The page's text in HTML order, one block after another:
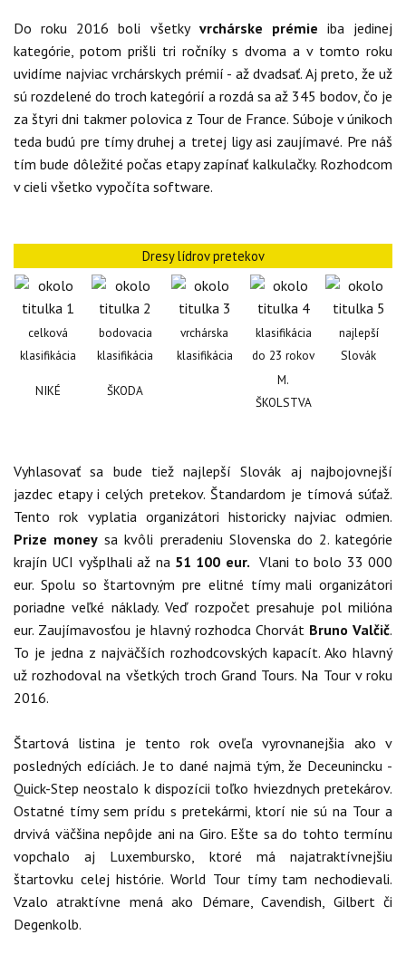
Do roku 2016 boli všetkyvrchárske prémie iba jedinej
kategórie, potom prišli tri ročníky s dvoma a v tomto roku
uvidíme najviac vrchárskych prémií - až dvadsať. Aj preto, že už
sú rozdelené do troch kategórií a rozdá sa až 345 bodov, čo je
za štyri dni takmer polovica z Tour de France. Súboje v únikoch
teda budú pre tímy druhej a tretej ligy asi zaujímavé. Pre náš
tím bude dôležité počas etapy zapínať kalkulačky. Rozhodcom
v cieli všetko vypočíta software.
Dresy lídrov pretekov
celková
klasifikácia
bodovacia
klasifikácia
vrchárska
klasifikácia
klasifikácia
do 23 rokov
najlepší
Slovák
NIKÉ ŠKODA
M.
ŠKOLSTVA
Vyhlasovať sa bude tiež najlepší Slovák aj najbojovnejší
jazdec etapy i celých pretekov. Štandardom je tímová súťaž.
Tento rok vyplatia organizátori historicky najviac odmien.
Prize money sa kvôli preradeniu Slovenska do 2. kategórie
krajín UCI vyšplhali až na 51 100 eur. Vlani to bolo 33 000
eur. Spolu so štartovným pre elitné tímy mali organizátori
poriadne veľké náklady. Veď rozpočet presahuje pol milióna
eur. Zaujímavosťou je hlavný rozhodca Chorvát Bruno Valčič.
To je jedna z najväčších rozhodcovských kapacít. Ako hlavný
už rozhodoval na všetkých troch Grand Tours. Na Tour v roku
2016.
Štartová listina je tento rok oveľa vyrovnanejšia ako v
posledných edíciách. Je to dané najmä tým, že Deceunincku -
Quick-Step neostalo k dispozícii toľko hviezdnych pretekárov.
Ostatné tímy sem prídu s pretekármi, ktorí nie sú na Tour a
drvivá väčšina nepôjde ani na Giro. Ešte sa do tohto termínu
vopchalo aj Luxembursko, ktoré má najatraktívnejšiu
štartovku celej histórie. World Tour tímy tam nechodievali.
Vzalo atraktívne mená ako Démare, Cavendish, Gilbert či
Degenkolb.